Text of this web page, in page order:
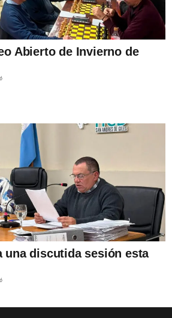
Abierto de Invierno de
una discutida sesión esta